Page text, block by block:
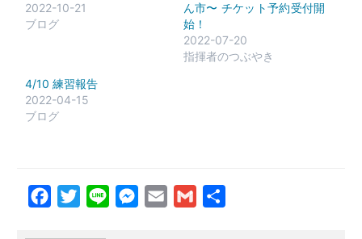
2022-10-21
ブログ
ん市〜 チケット予約受付開
始！
2022-07-20
指揮者のつぶやき
4/10 練習報告
2022-04-15
ブログ
FacebookTwitterLine Messenger
Email Gmail